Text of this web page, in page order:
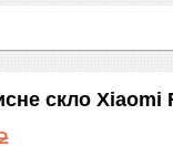
скло Xiaomi